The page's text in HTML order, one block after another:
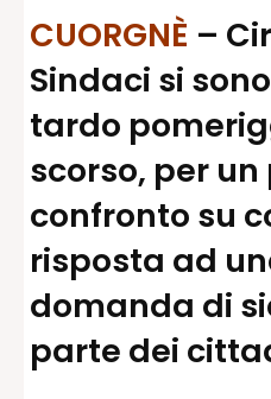
Privacy Policy
Condizioni di
Normativa sul
Normativa sulle
Normativa
CUORGNÈ –
Sindaci si
tardo
scorso, per
confronto su
risposta ad
domanda di
parte dei